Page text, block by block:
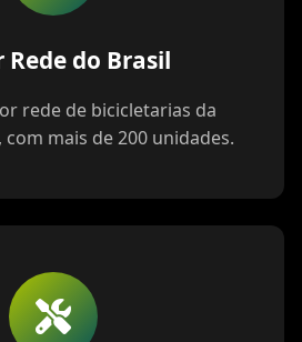
Rede do Brasil
rede de bicicletarias da
mais de 200 unidades.